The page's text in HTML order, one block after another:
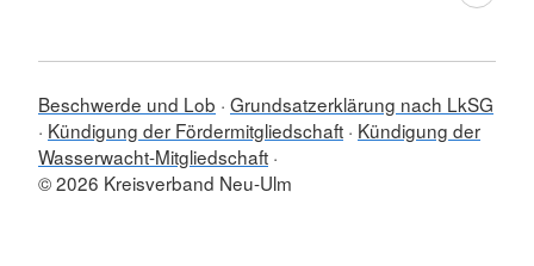
Beschwerde und Lob Grundsatzerklärung nach LkSG
Kündigung der Fördermitgliedschaft Kündigung der
Wasserwacht-Mitgliedschaft
© 2026 Kreisverband Neu-Ulm